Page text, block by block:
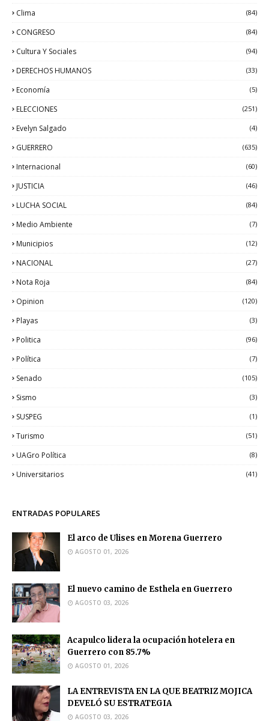
Clima (84)
CONGRESO (84)
Cultura Y Sociales (94)
DERECHOS HUMANOS (33)
Economía (5)
ELECCIONES (251)
Evelyn Salgado (4)
GUERRERO (635)
Internacional (60)
JUSTICIA (46)
LUCHA SOCIAL (84)
Medio Ambiente (7)
Municipios (12)
NACIONAL (27)
Nota Roja (84)
Opinion (120)
Playas (3)
Politica (96)
Política (7)
Senado (105)
Sismo (3)
SUSPEG (1)
Turismo (51)
UAGro Política (8)
Universitarios (41)
ENTRADAS POPULARES
El arco de Ulises en Morena Guerrero
AGOSTO 01, 2026
El nuevo camino de Esthela en Guerrero
AGOSTO 03, 2026
Acapulco lidera la ocupación hotelera en
Guerrero con 85.7%
AGOSTO 01, 2026
LA ENTREVISTA EN LA QUE BEATRIZ MOJICA
DEVELÓ SU ESTRATEGIA
AGOSTO 03, 2026